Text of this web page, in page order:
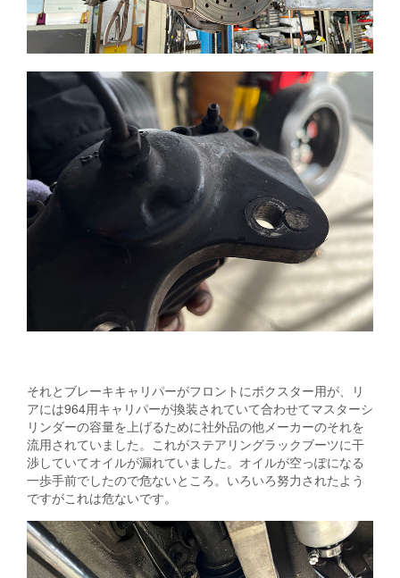
それとブレーキキャリパーがフロントにボクスター用が、リ
アには964用キャリパーが換装されていて合わせてマスターシ
リンダーの容量を上げるために社外品の他メーカーのそれを
流用されていました。これがステアリングラックブーツに干
渉していてオイルが漏れていました。オイルが空っぽになる
一歩手前でしたので危ないところ。いろいろ努力されたよう
ですがこれは危ないです。